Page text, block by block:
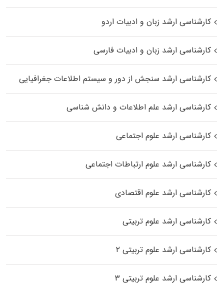
کارشناسی ارشد زبان و ادبیات اردو
کارشناسی ارشد زبان و ادبیات فارسی
کارشناسی ارشد سنجش از دور و سیستم اطلاعات جغرافیایی
کارشناسی ارشد علم اطلاعات و دانش شناسی
کارشناسی ارشد علوم اجتماعی
کارشناسی ارشد علوم ارتباطات اجتماعی
کارشناسی ارشد علوم اقتصادی
کارشناسی ارشد علوم تربیتی
کارشناسی ارشد علوم تربیتی ۲
کارشناسی ارشد علوم تربیتی ۳